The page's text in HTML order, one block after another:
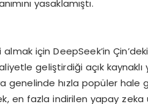
yasaklamıştı.
için DeepSeek’in
geliştirdiği açık kaynaklı
genelinde hızla popüler hale
en fazla indirilen yapay zeka